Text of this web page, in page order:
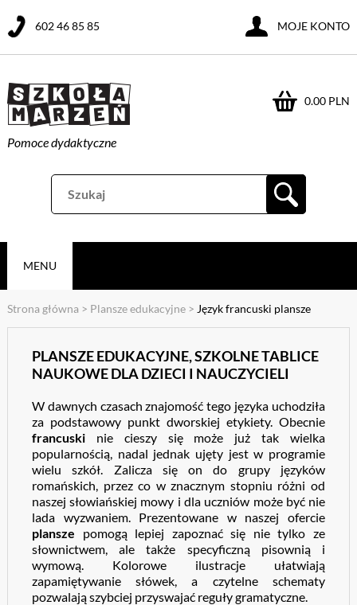
Pomoce dydaktyczne
0.00 PLN
602 46 85 85 MOJE KONTO
MENU
Strona główna > Plansze edukacyjne> Język francuski plansze
PLANSZE EDUKACYJNE, SZKOLNE TABLICE
NAUKOWE DLA DZIECI I NAUCZYCIELI
W dawnych czasach znajomość tego języka uchodziła
za podstawowy punkt dworskiej etykiety. Obecnie
francuskinie cieszy się może już tak wielka
popularnością, nadal jednak ujęty jest w programie
wielu szkół. Zalicza się on do grupy języków
romańskich, przez co w znacznym stopniu różni od
naszej słowiańskiej mowy i dla uczniów może być nie
lada wyzwaniem. Prezentowane w naszej ofercie
plansze pomogą lepiej zapoznać się nie tylko ze
słownictwem, ale także specyficzną pisownią i
wymową. Kolorowe ilustracje ułatwiają
zapamiętywanie słówek, a czytelne schematy
pozwalają szybciej przyswajać reguły gramatyczne.